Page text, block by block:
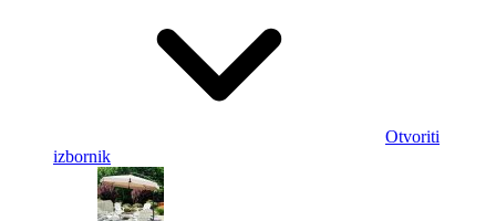
Otvoriti
izbornik